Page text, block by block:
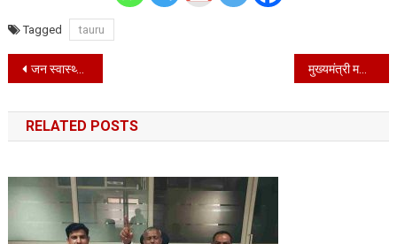
Tagged tauru
Post
navigation
जन स्वास्थ्य अभियांत्रिकी विभाग कार्यालय पर रोष प्रदर्शन करती हुई वार्ड की महिलाएं। मुख्यमंत्री मनोहर लाल ने माता वैष्णों देवी यात्रा को झंडी दिखाकर कटरा को रवाना किया
RELATED POSTS